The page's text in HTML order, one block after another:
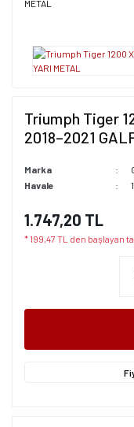
Triumph Tiger
2018–2021
Marka
Havale
1.747,20 TL
* 199,47 TL den başlayan